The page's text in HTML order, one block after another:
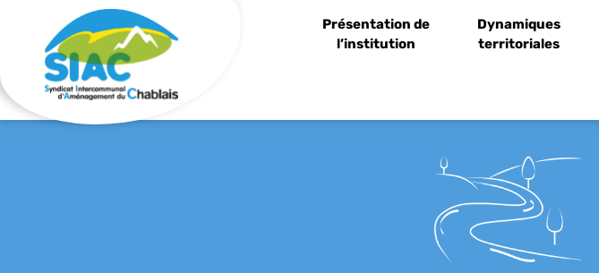
Présentation de
l’institution
Dynamiques
territoriales
Panneau de gestion des cookies